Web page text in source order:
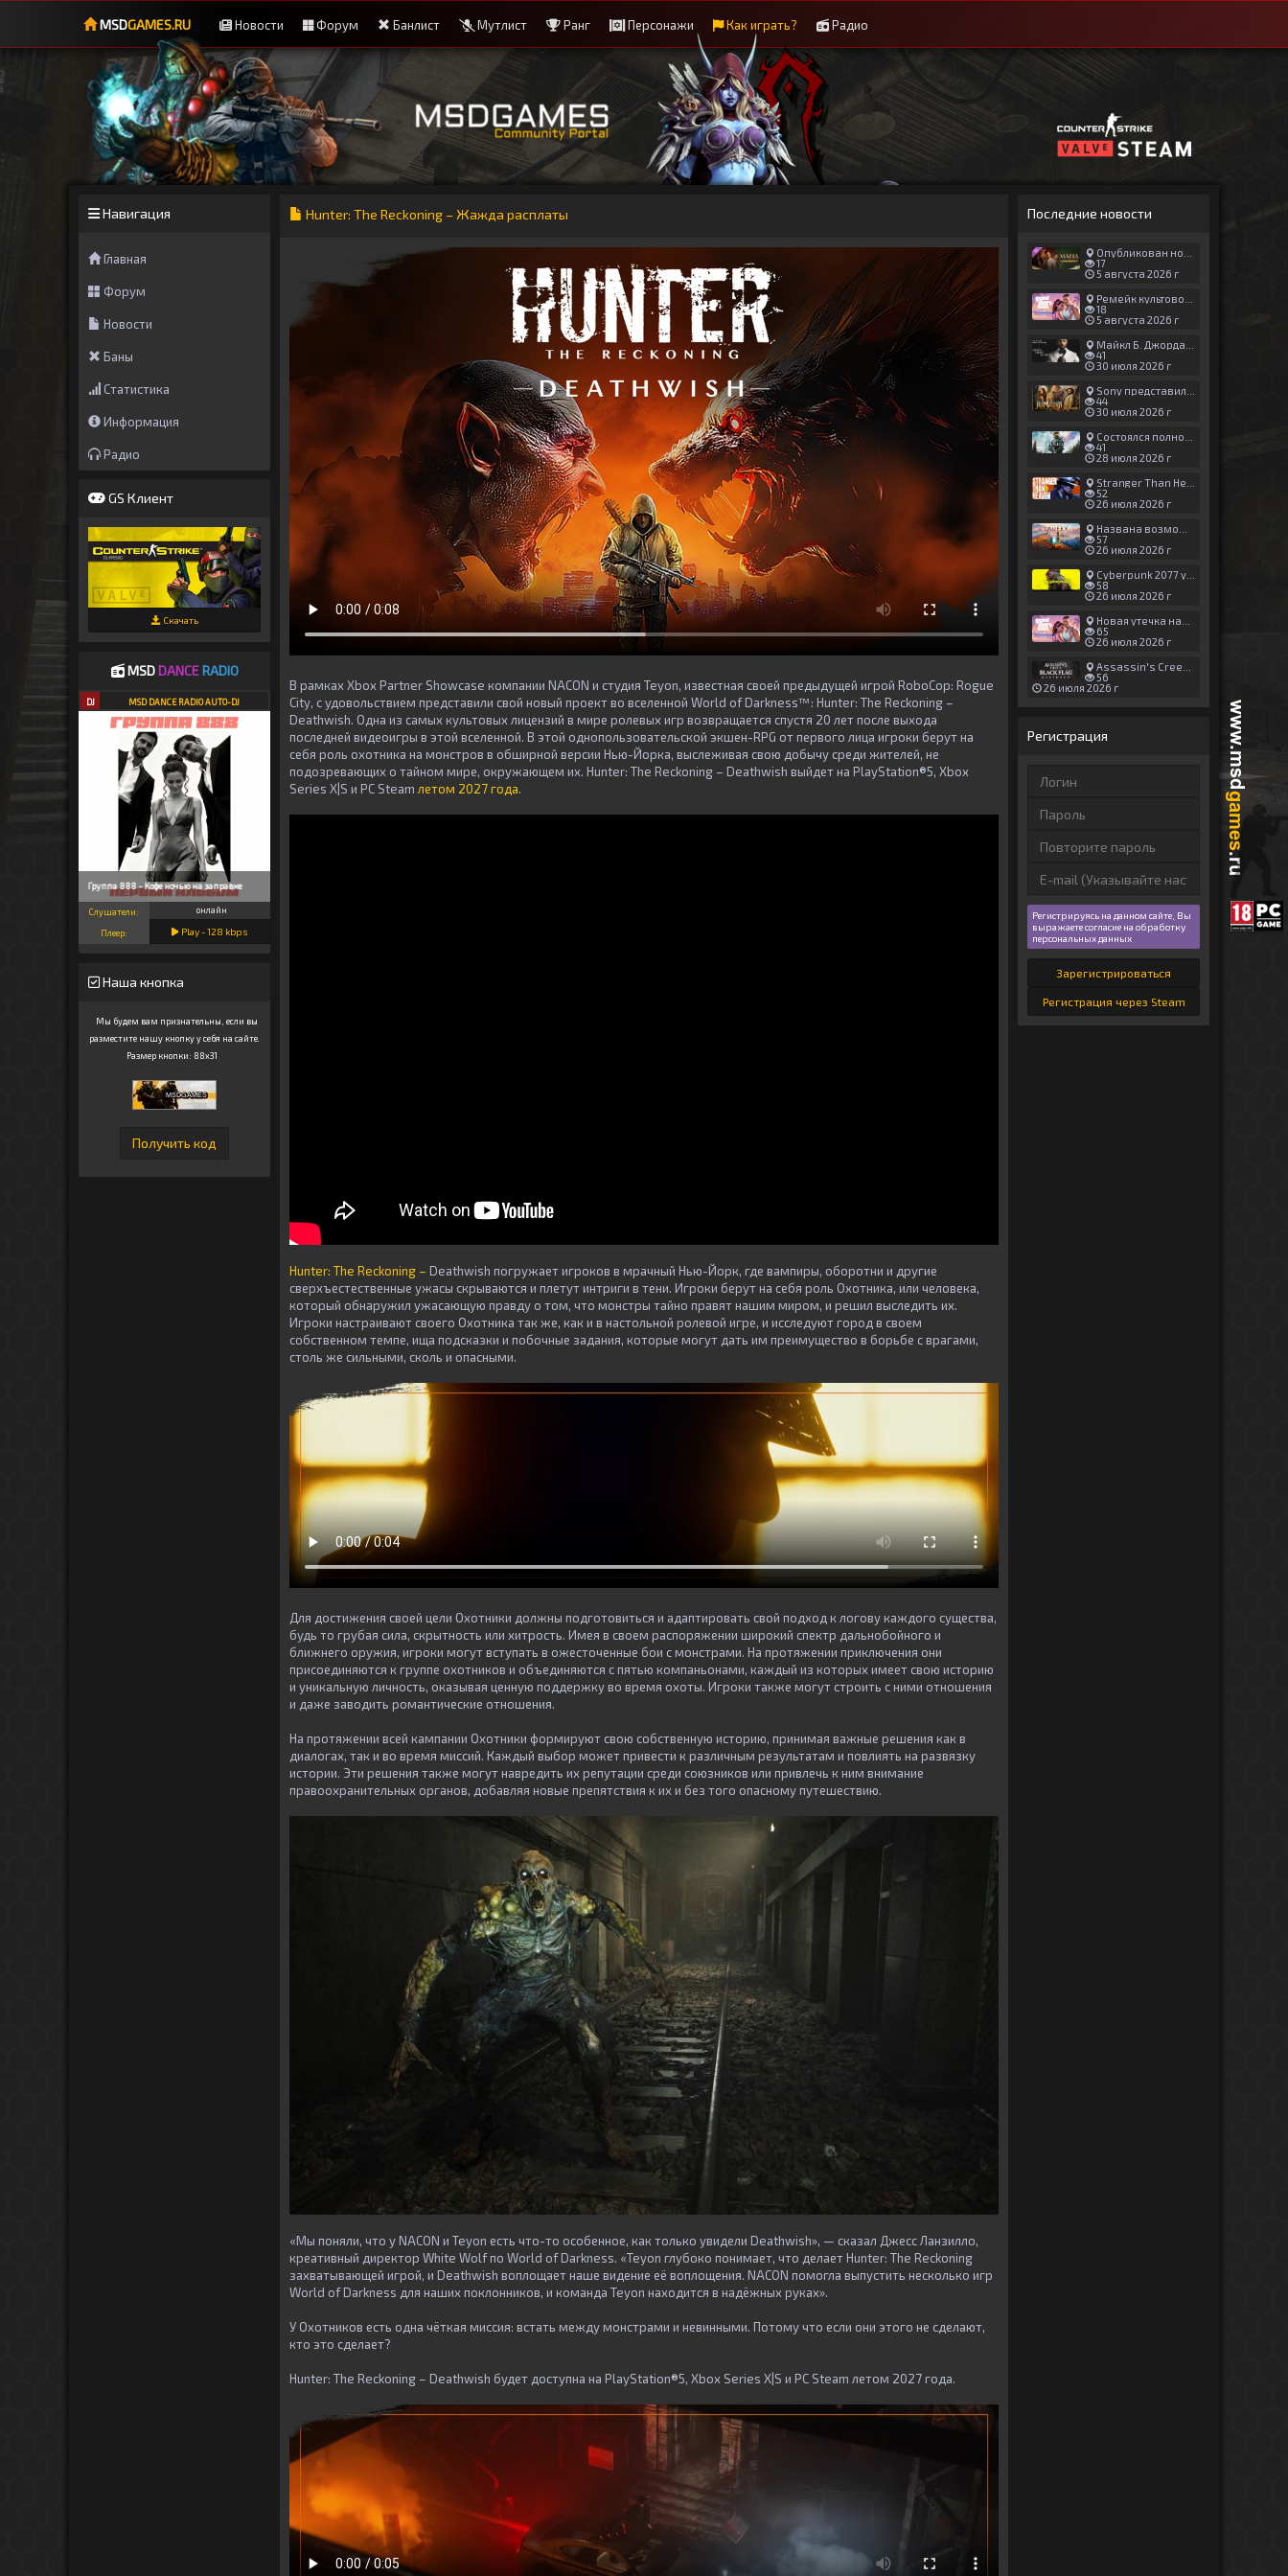
MSDGAMES.RU Новости Форум Банлист Мутлист Ранг Персонажи Как играть? Радио
Навигация
Главная
Форум
Новости
Баны
Статистика
Информация
Радио
GS Клиент
Скачать
MSDDANCE RADIO
DJ MSD DANCE RADIO AUTO-DJ
Группа 888 - Кофе ночью на заправке
Слушатели: онлайн
Плеер: Play -128 kbps
Наша кнопка
Мы будем вам признательны, если вы
разместите нашу кнопку у себя на сайте.
Размер кнопки: 88x31
Hunter: The Reckoning – Жажда расплаты
В рамках Xbox Partner Showcase компании NACON и студия Teyon, известная своей предыдущей игрой RoboCop: Rogue
City, с удовольствием представили свой новый проект во вселенной World of Darkness™: Hunter: The Reckoning –
Deathwish. Одна из самых культовых лицензий в мире ролевых игр возвращается спустя 20 лет после выхода
последней видеоигры в этой вселенной. В этой однопользовательской экшен-RPG от первого лица игроки берут на
себя роль охотника на монстров в обширной версии Нью-Йорка, выслеживая свою добычу среди жителей, не
подозревающих о тайном мире, окружающем их. Hunter: The Reckoning – Deathwish выйдет на PlayStation®5, Xbox
Series X|S и PC Steam летом 2027 года.
Hunter: The Reckoning – Deathwish погружает игроков в мрачный Нью-Йорк, где вампиры, оборотни и другие
сверхъестественные ужасы скрываются и плетут интриги в тени. Игроки берут на себя роль Охотника, или человека,
который обнаружил ужасающую правду о том, что монстры тайно правят нашим миром, и решил выследить их.
Игроки настраивают своего Охотника так же, как и в настольной ролевой игре, и исследуют город в своем
собственном темпе, ища подсказки и побочные задания, которые могут дать им преимущество в борьбе с врагами,
столь же сильными, сколь и опасными.
Для достижения своей цели Охотники должны подготовиться и адаптировать свой подход к логову каждого существа,
будь то грубая сила, скрытность или хитрость. Имея в своем распоряжении широкий спектр дальнобойного и
ближнего оружия, игроки могут вступать в ожесточенные бои с монстрами. На протяжении приключения они
присоединяются к группе охотников и объединяются с пятью компаньонами, каждый из которых имеет свою историю
и уникальную личность, оказывая ценную поддержку во время охоты. Игроки также могут строить с ними отношения
и даже заводить романтические отношения.
На протяжении всей кампании Охотники формируют свою собственную историю, принимая важные решения как в
диалогах, так и во время миссий. Каждый выбор может привести к различным результатам и повлиять на развязку
истории. Эти решения также могут навредить их репутации среди союзников или привлечь к ним внимание
правоохранительных органов, добавляя новые препятствия к их и без того опасному путешествию.
«Мы поняли, что у NACON и Teyon есть что-то особенное, как только увидели Deathwish», — сказал Джесс Ланзилло,
креативный директор White Wolf по World of Darkness. «Teyon глубоко понимает, что делает Hunter: The Reckoning
захватывающей игрой, и Deathwish воплощает наше видение её воплощения. NACON помогла выпустить несколько игр
World of Darkness для наших поклонников, и команда Teyon находится в надёжных руках».
У Охотников есть одна чёткая миссия: встать между монстрами и невинными. Потому что если они этого не сделают,
кто это сделает?
Hunter: The Reckoning – Deathwish будет доступна на PlayStation®5, Xbox Series X|S и PC Steam летом 2027 года.
Последние новости
Опубликован новый геймплей Man of Honor для Mafia: The Old Country
17
5 августа 2026 г
Ремейк культовой японской игры задержали ради выхода GTA 6
18
5 августа 2026 г
Майкл Б. Джордан сыграл главную роль в новой «Афере Томаса Крауна»
41
30 июля 2026 г
Sony представила трейлер новой части «Джуманджи»
44
30 июля 2026 г
Состоялся полноценный релиз Halo: Campaign Evolved
41
28 июля 2026 г
Stranger Than Heaven получила новый трейлер с акцентом на жестокие драки
52
26 июля 2026 г
Названа возможная дата выхода God of War: Laufey — 16 февраля 2027 года
57
26 июля 2026 г
Cyberpunk 2077 установила новый рекорд: 1,5 млрд загрузок модов, в топе — контент 18+
58
26 июля 2026 г
Новая утечка намекает на выход третьего трейлера GTA 6 уже 7 августа
65
26 июля 2026 г
Assassin's Creed Black Flag Resynced может позаимствовать систему испытаний у Mirage
56
26 июля 2026 г
Регистрация
Регистрируясь на данном сайте, Вы
выражаете согласие на обработку
персональных данных
Зарегистрироваться
Регистрация через Steam